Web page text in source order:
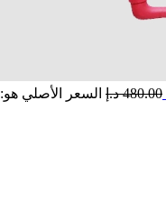
480.00 د.إ السعر الأصلي هو: 480.00 د.إ.